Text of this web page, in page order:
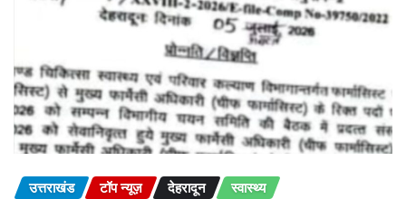
उत्तराखंड टॉप न्यूज़ देहरादून स्वास्थ्य